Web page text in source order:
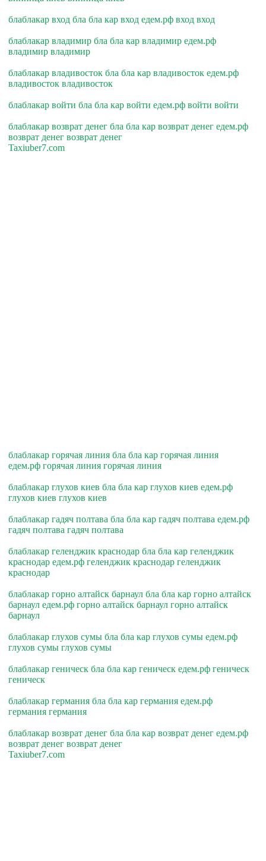
блаблакар вход бла бла кар вход едем.рф вход вход
блаблакар владимир бла бла кар владимир едем.рф
владимир владимир
блаблакар владивосток бла бла кар владивосток едем.рф
владивосток владивосток
блаблакар войти бла бла кар войти едем.рф войти войти
блаблакар возврат денег бла бла кар возврат денег едем.рф
возврат денег возврат денег
Taxiuber7.com
блаблакар горячая линия бла бла кар горячая линия
едем.рф горячая линия горячая линия
блаблакар глухов киев бла бла кар глухов киев едем.рф
глухов киев глухов киев
блаблакар гадяч полтава бла бла кар гадяч полтава едем.рф
гадяч полтава гадяч полтава
блаблакар геленджик краснодар бла бла кар геленджик
краснодар едем.рф геленджик краснодар геленджик
краснодар
блаблакар горно алтайск барнаул бла бла кар горно алтайск
барнаул едем.рф горно алтайск барнаул горно алтайск
барнаул
блаблакар глухов сумы бла бла кар глухов сумы едем.рф
глухов сумы глухов сумы
блаблакар геническ бла бла кар геническ едем.рф геническ
геническ
блаблакар германия бла бла кар германия едем.рф
германия германия
блаблакар возврат денег бла бла кар возврат денег едем.рф
возврат денег возврат денег
Taxiuber7.com